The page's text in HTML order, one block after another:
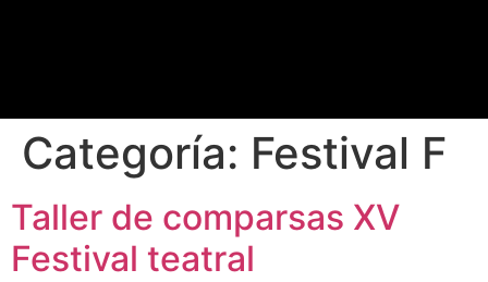
Categoría: Festival F
Taller de comparsas XV
Festival teatral